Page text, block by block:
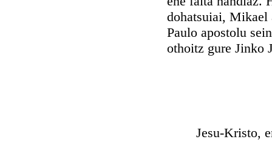
dohatsuiai, Mikael
Paulo apostolu
othoitz gure Jinko
Jesu-Kristo, ene